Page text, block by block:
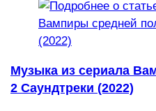
Музыка из сериала
2 Саундтреки (2022)